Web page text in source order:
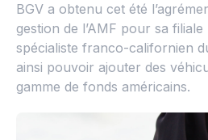
BGV a obtenu cet été
gestion de l’AMF pour sa
spécialiste franco-californien
ainsi pouvoir ajouter des
gamme de fonds américains.